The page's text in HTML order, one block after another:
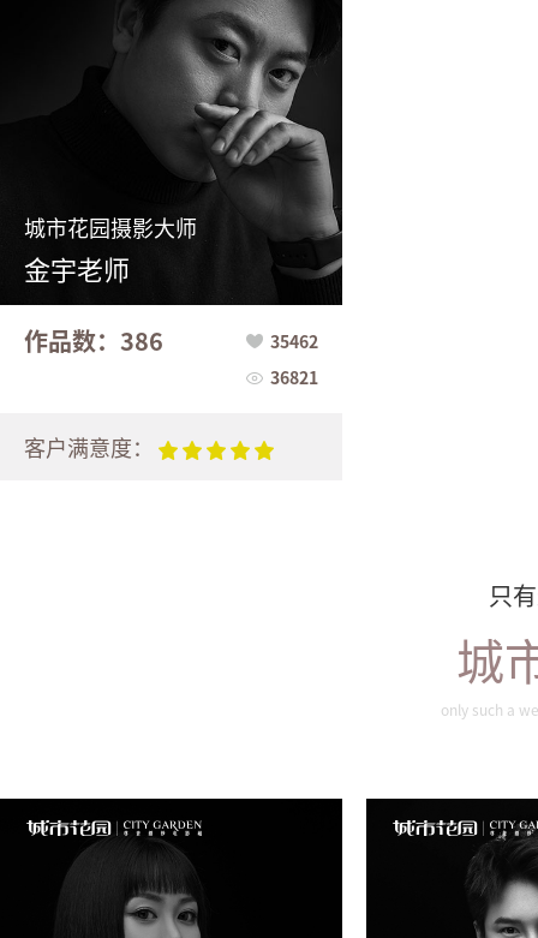
城市花园摄影大师
金宇老师
作品数：386
35462
36821
客户满意度：
只
城
only such a